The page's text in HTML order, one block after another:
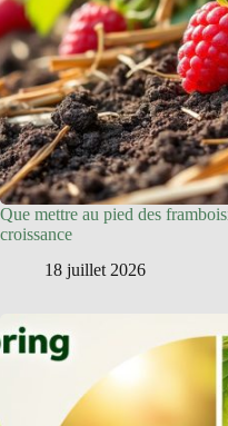
Que mettre au pied des
croissance
18 juillet 2026